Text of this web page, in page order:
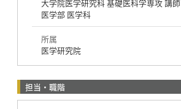
大学院医学研究科 基礎医科学専攻 講師
医学部 医学科
所属
医学研究院
担当・職階